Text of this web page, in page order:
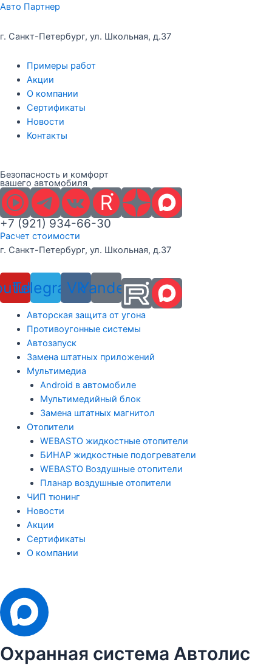
Перейти
содержимому
Авто Партнер
г. Санкт-Петербург, ул. Школьная, д.37
Примеры работ
Акции
О компании
Сертификаты
Новости
Контакты
Безопасность и комфорт
вашего автомобиля
+7 (921) 934-66-30
Расчет стоимости
г. Санкт-Петербург, ул. Школьная, д.37
Telegram
VkYandex
Авторская защита от угона
Противоугонные системы
Автозапуск
Замена штатных приложений
Мультимедиа
Android в автомобиле
Мультимедийный блок
Замена штатных магнитол
Отопители
WEBASTO жидкостные отопители
БИНАР жидкостные подогреватели
WEBASTO Воздушные отопители
Планар воздушные отопители
ЧИП тюнинг
Новости
Акции
Сертификаты
О компании
Охранная система Автолис